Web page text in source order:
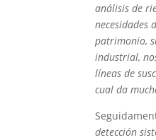
análisis de
necesidades
patrimonio,
industrial,
líneas de
cual da
detección